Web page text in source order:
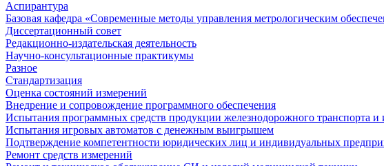
Аспирантура
Базовая кафедра «Современные методы управления метрологическим
Диссертационный совет
Редакционно-издательская деятельность
Научно-консультационные практикумы
Разное
Стандартизация
Оценка состояний измерений
Внедрение и сопровождение программного обеспечения
Испытания программных средств продукции железнодорожного транспорта и
Испытания игровых автоматов с денежным выигрышем
Подтверждение компетентности юридических лиц и индивидуальных
Ремонт средств измерений